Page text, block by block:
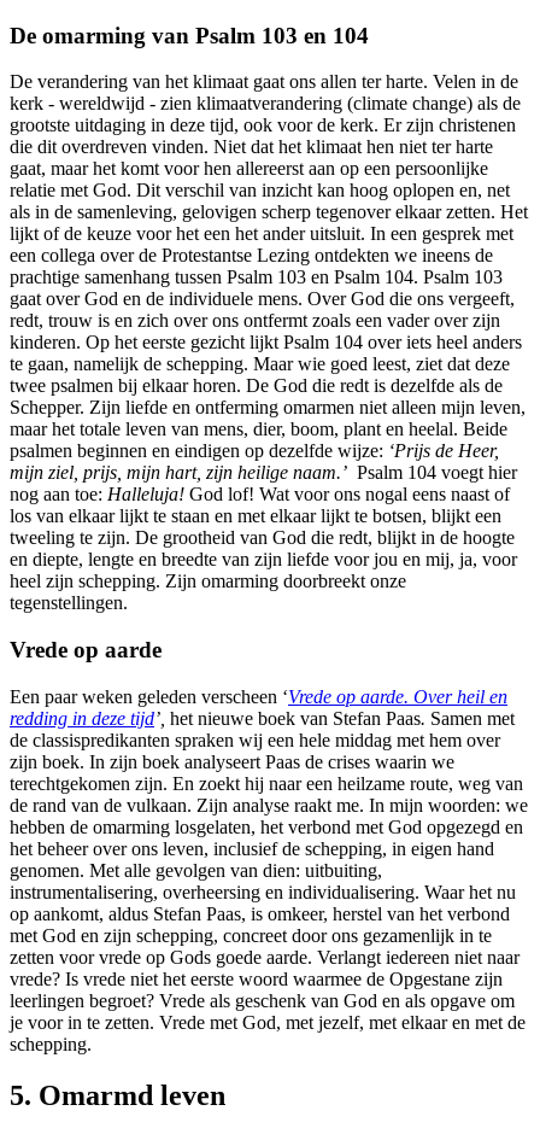
De omarming van Psalm 103 en 104
De verandering van het klimaat gaat ons allen ter harte. Velen in de
kerk - wereldwijd - zien klimaatverandering (climate change) als de
grootste uitdaging in deze tijd, ook voor de kerk. Er zijn christenen
die dit overdreven vinden. Niet dat het klimaat hen niet ter harte
gaat, maar het komt voor hen allereerst aan op een persoonlijke
relatie met God. Dit verschil van inzicht kan hoog oplopen en, net
als in de samenleving, gelovigen scherp tegenover elkaar zetten. Het
lijkt of de keuze voor het een het ander uitsluit. In een gesprek met
een collega over de Protestantse Lezing ontdekten we ineens de
prachtige samenhang tussen Psalm 103 en Psalm 104. Psalm 103
gaat over God en de individuele mens. Over God die ons vergeeft,
redt, trouw is en zich over ons ontfermt zoals een vader over zijn
kinderen. Op het eerste gezicht lijkt Psalm 104 over iets heel anders
te gaan, namelijk de schepping. Maar wie goed leest, ziet dat deze
twee psalmen bij elkaar horen. De God die redt is dezelfde als de
Schepper. Zijn liefde en ontferming omarmen niet alleen mijn leven,
maar het totale leven van mens, dier, boom, plant en heelal. Beide
psalmen beginnen en eindigen op dezelfde wijze: ‘Prijs de Heer,
mijn ziel, prijs, mijn hart, zijn heilige naam.’ Psalm 104 voegt hier
nog aan toe: Halleluja! God lof! Wat voor ons nogal eens naast of
los van elkaar lijkt te staan en met elkaar lijkt te botsen, blijkt een
tweeling te zijn. De grootheid van God die redt, blijkt in de hoogte
en diepte, lengte en breedte van zijn liefde voor jou en mij, ja, voor
heel zijn schepping. Zijn omarming doorbreekt onze
tegenstellingen.
Vrede op aarde
Een paar weken geleden verscheen ‘Vrede op aarde. Over heil en
redding in deze tijd’, het nieuwe boek van Stefan Paas. Samen met
de classispredikanten spraken wij een hele middag met hem over
zijn boek. In zijn boek analyseert Paas de crises waarin we
terechtgekomen zijn. En zoekt hij naar een heilzame route, weg van
de rand van de vulkaan. Zijn analyse raakt me. In mijn woorden: we
hebben de omarming losgelaten, het verbond met God opgezegd en
het beheer over ons leven, inclusief de schepping, in eigen hand
genomen. Met alle gevolgen van dien: uitbuiting,
instrumentalisering, overheersing en individualisering. Waar het nu
op aankomt, aldus Stefan Paas, is omkeer, herstel van het verbond
met God en zijn schepping, concreet door ons gezamenlijk in te
zetten voor vrede op Gods goede aarde. Verlangt iedereen niet naar
vrede? Is vrede niet het eerste woord waarmee de Opgestane zijn
leerlingen begroet? Vrede als geschenk van God en als opgave om
je voor in te zetten. Vrede met God, met jezelf, met elkaar en met de
schepping.
5. Omarmd leven